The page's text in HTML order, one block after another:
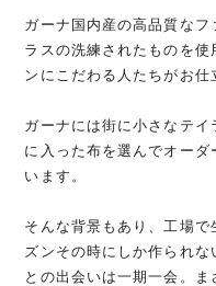
ガーナ国内産の高品質な
ラスの洗練されたものを使
ンにこだわる人たちがお仕
ガーナには街に小さなテ
に入った布を選んでオー
います。
そんな背景もあり、工場
ズンその時にしか作られ
との出会いは一期一会。